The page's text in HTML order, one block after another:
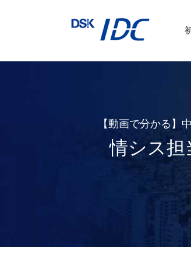
【動画で分かる】
情シス